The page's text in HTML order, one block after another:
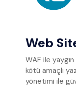
Web
WAF ile
kötü amaçlı
yönetimi ile